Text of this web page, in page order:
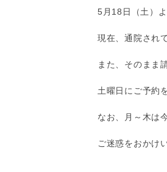
5月18日（土）
現在、通院され
また、そのまま
土曜日にご予約
なお、月～木は
ご迷惑をおかけ